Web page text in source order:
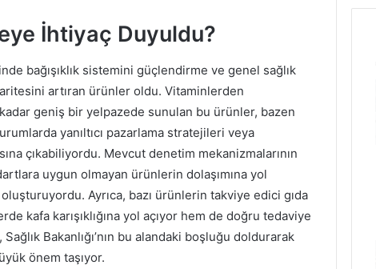
İhtiyaç Duyuldu?
bağışıklık sistemini güçlendirme ve genel sağlık
artıran ürünler oldu. Vitaminlerden
geniş bir yelpazede sunulan bu ürünler, bazen
yanıltıcı pazarlama stratejileri veya
çıkabiliyordu. Mevcut denetim mekanizmalarının
uygun olmayan ürünlerin dolaşımına yol
Ayrıca, bazı ürünlerin takviye edici gıda
kafa karışıklığına yol açıyor hem de doğru tedaviye
Bakanlığı’nın bu alandaki boşluğu doldurarak
önem taşıyor.